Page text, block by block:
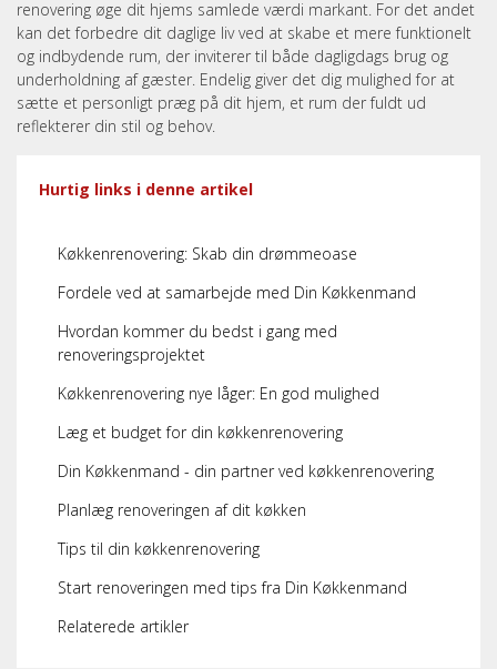
renovering øge dit hjems samlede værdi markant. For det andet
kan det forbedre dit daglige liv ved at skabe et mere funktionelt
og indbydende rum, der inviterer til både dagligdags brug og
underholdning af gæster. Endelig giver det dig mulighed for at
sætte et personligt præg på dit hjem, et rum der fuldt ud
reflekterer din stil og behov.
Hurtig links i denne artikel
Køkkenrenovering: Skab din drømmeoase
Fordele ved at samarbejde med Din Køkkenmand
Hvordan kommer du bedst i gang med
renoveringsprojektet
Køkkenrenovering nye låger: En god mulighed
Læg et budget for din køkkenrenovering
Din Køkkenmand - din partner ved køkkenrenovering
Planlæg renoveringen af dit køkken
Tips til din køkkenrenovering
Start renoveringen med tips fra Din Køkkenmand
Relaterede artikler